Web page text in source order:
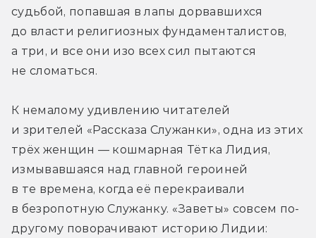
судьбой, попавшая в лапы дорвавшихся
до власти религиозных фундаменталистов,
а три, и все они изо всех сил пытаются
не сломаться.
К немалому удивлению читателей
и зрителей «Рассказа Служанки», одна из этих
трёх женщин — кошмарная Тётка Лидия,
измывавшаяся над главной героиней
в те времена, когда её перекраивали
в безропотную Служанку. «Заветы» совсем по-
другому поворачивают историю Лидии: